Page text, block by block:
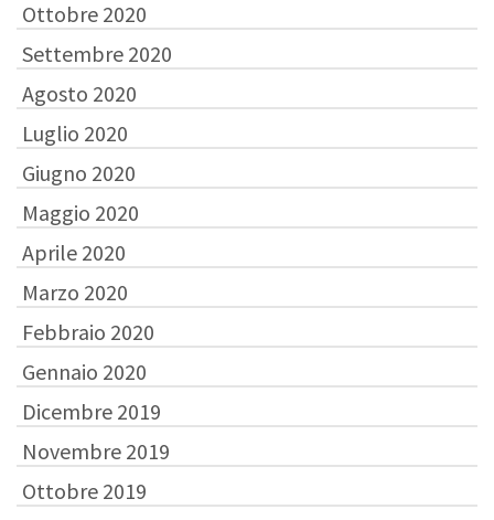
Ottobre 2020
Settembre 2020
Agosto 2020
Luglio 2020
Giugno 2020
Maggio 2020
Aprile 2020
Marzo 2020
Febbraio 2020
Gennaio 2020
Dicembre 2019
Novembre 2019
Ottobre 2019